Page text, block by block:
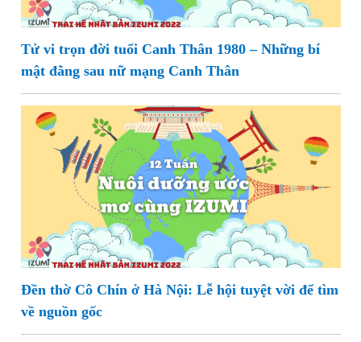
Tử vi trọn đời tuổi Canh Thân 1980 – Những bí
mật đằng sau nữ mạng Canh Thân
Đền thờ Cô Chín ở Hà Nội: Lễ hội tuyệt vời để tìm
về nguồn gốc